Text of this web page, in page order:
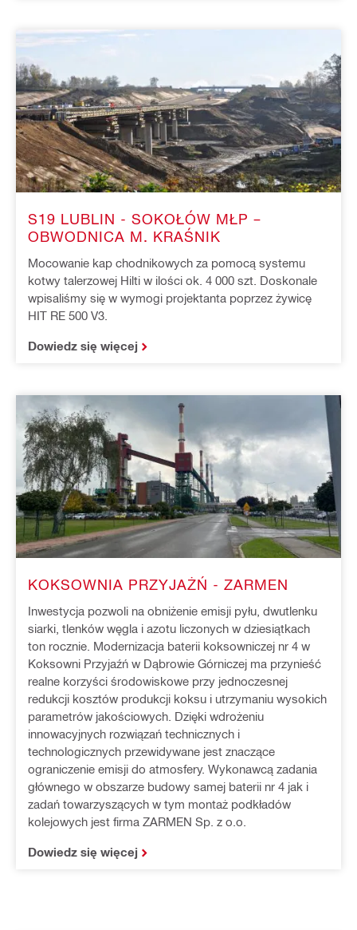
S19 LUBLIN - SOKOŁÓW MŁP –
OBWODNICA M. KRAŚNIK
Mocowanie kap chodnikowych za pomocą systemu
kotwy talerzowej Hilti w ilości ok. 4 000 szt. Doskonale
wpisaliśmy się w wymogi projektanta poprzez żywicę
HIT RE 500 V3.
Dowiedz się więcej
KOKSOWNIA PRZYJAŻŃ - ZARMEN
Inwestycja pozwoli na obniżenie emisji pyłu, dwutlenku
siarki, tlenków węgla i azotu liczonych w dziesiątkach
ton rocznie. Modernizacja baterii koksowniczej nr 4 w
Koksowni Przyjaźń w Dąbrowie Górniczej ma przynieść
realne korzyści środowiskowe przy jednoczesnej
redukcji kosztów produkcji koksu i utrzymaniu wysokich
parametrów jakościowych. Dzięki wdrożeniu
innowacyjnych rozwiązań technicznych i
technologicznych przewidywane jest znaczące
ograniczenie emisji do atmosfery. Wykonawcą zadania
głównego w obszarze budowy samej baterii nr 4 jak i
zadań towarzyszących w tym montaż podkładów
kolejowych jest firma ZARMEN Sp. z o.o.
Dowiedz się więcej